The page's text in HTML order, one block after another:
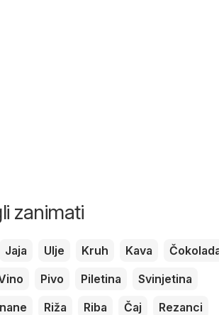
zanimati
Jaja Ulje Kruh Kava
Pivo Piletina
Svinjetina
Riža Riba Čaj
Rezanci